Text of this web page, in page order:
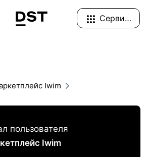
Сервисы
Iwim
пользователя
Iwim